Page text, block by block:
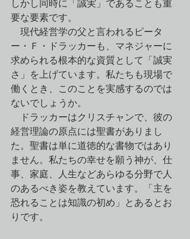
しかし同時に「誠実」であることも重
要な要素です。
現代経営学の父と言われるピータ
ー・Ｆ・ドラッカーも、マネジャーに
求められる根本的な資質として「誠実
さ」を上げています。私たちも現場で
働くとき、このことを実感するのでは
ないでしょうか。
ドラッカーはクリスチャンで、彼の
経営理論の原点には聖書がありまし
た。聖書は単に道徳的な書物ではあり
ません。私たちの幸せを願う神が、仕
事、家庭、人生などあらゆる分野で人
のあるべき姿を教えています。「主を
恐れることは知識の初め」とあるとお
りです。